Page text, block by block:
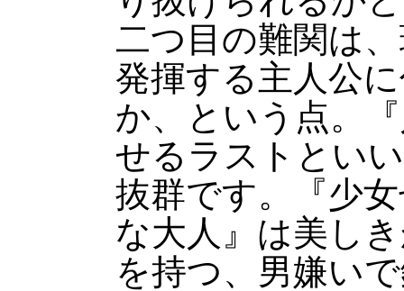
二つ目の難関は
発揮する主人公
か、という点。
せるラストとい
抜群です。『少
な大人』は美し
を持つ、男嫌い